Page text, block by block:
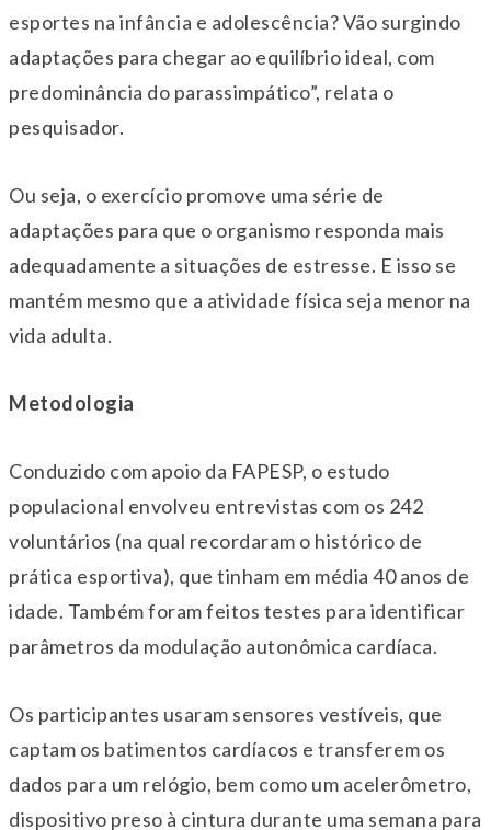
esportes na infância e adolescência? Vão surgindo
adaptações para chegar ao equilíbrio ideal, com
predominância do parassimpático”, relata o
pesquisador.
Ou seja, o exercício promove uma série de
adaptações para que o organismo responda mais
adequadamente a situações de estresse. E isso se
mantém mesmo que a atividade física seja menor na
vida adulta.
Metodologia
Conduzido com apoio da FAPESP, o estudo
populacional envolveu entrevistas com os 242
voluntários (na qual recordaram o histórico de
prática esportiva), que tinham em média 40 anos de
idade. Também foram feitos testes para identificar
parâmetros da modulação autonômica cardíaca.
Os participantes usaram sensores vestíveis, que
captam os batimentos cardíacos e transferem os
dados para um relógio, bem como um acelerômetro,
dispositivo preso à cintura durante uma semana para